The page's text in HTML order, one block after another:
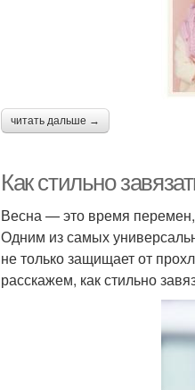
читать дальше →
Как стильно
Весна — это время перемен,
Одним из самых
не только защищает от
расскажем, как стильно